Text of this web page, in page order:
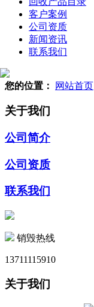
客户案例
公司资质
新闻资讯
联系我们
您的位置： 网站首页
关于我们
公司简介
公司资质
联系我们
销毁热线
13711115910
关于我们